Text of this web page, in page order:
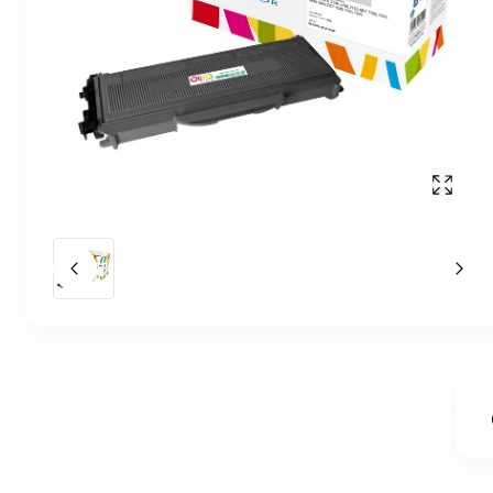
Slide précédent